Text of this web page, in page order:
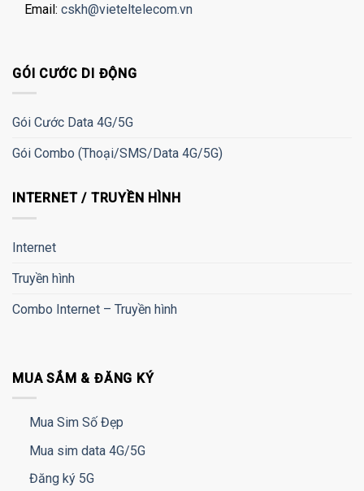
Email: cskh@vieteltelecom.vn
GÓI CƯỚC DI ĐỘNG
Gói Cước Data 4G/5G
Gói Combo (Thoại/SMS/Data 4G/5G)
INTERNET / TRUYỀN HÌNH
Internet
Truyền hình
Combo Internet – Truyền hình
MUA SẮM & ĐĂNG KÝ
Mua Sim Số Đẹp
Mua sim data 4G/5G
Đăng ký 5G